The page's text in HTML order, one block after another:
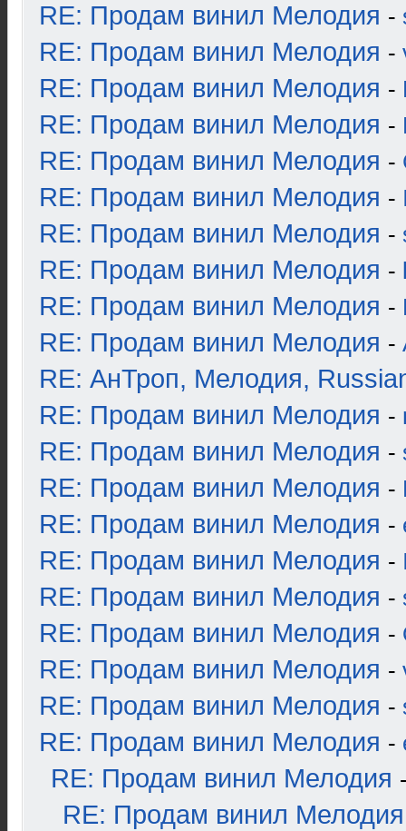
RE: Продам винил Мелодия -
RE: Продам винил Мелодия -
RE: Продам винил Мелодия -
RE: Продам винил Мелодия -
RE: Продам винил Мелодия -
RE: Продам винил Мелодия -
RE: Продам винил Мелодия -
RE: Продам винил Мелодия -
RE: Продам винил Мелодия -
RE: Продам винил Мелодия -
RE: АнТроп, Мелодия,
RE: Продам винил Мелодия -
RE: Продам винил Мелодия -
RE: Продам винил Мелодия -
RE: Продам винил Мелодия -
RE: Продам винил Мелодия -
RE: Продам винил Мелодия -
RE: Продам винил Мелодия -
RE: Продам винил Мелодия -
RE: Продам винил Мелодия -
RE: Продам винил Мелодия -
RE: Продам винил Мелодия
RE: Продам винил Мелодия